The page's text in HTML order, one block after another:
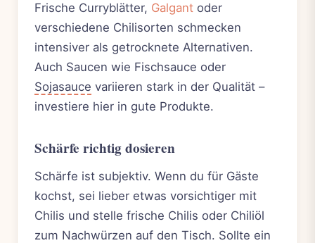
Frische Curryblätter, Galgant oder
verschiedene Chilisorten schmecken
intensiver als getrocknete Alternativen.
Auch Saucen wie Fischsauce oder
Sojasauce variieren stark in der Qualität –
investiere hier in gute Produkte.
Schärfe richtig dosieren
Schärfe ist subjektiv. Wenn du für Gäste
kochst, sei lieber etwas vorsichtiger mit
Chilis und stelle frische Chilis oder Chiliöl
zum Nachwürzen auf den Tisch. Sollte ein